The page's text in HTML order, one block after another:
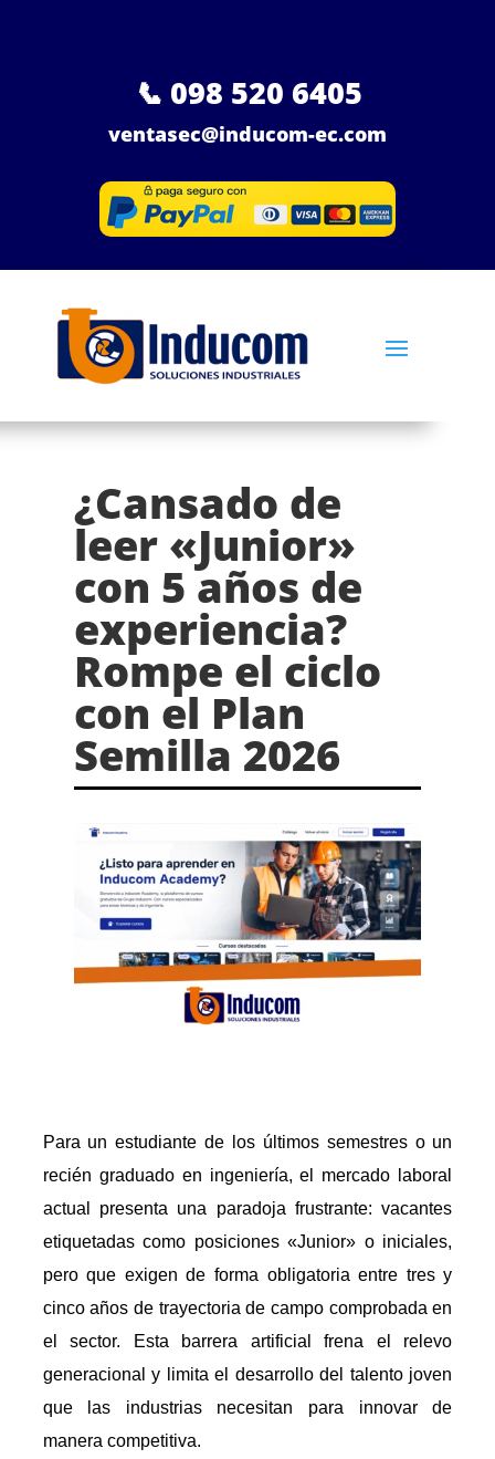
📞 098 520 6405
ventasec@inducom-ec.com
¿Cansado de
leer «Junior»
con 5 años de
experiencia?
Rompe el ciclo
con el Plan
Semilla 2026
Para un estudiante de los últimos semestres o un
recién graduado en ingeniería, el mercado laboral
actual presenta una paradoja frustrante: vacantes
etiquetadas como posiciones «Junior» o iniciales,
pero que exigen de forma obligatoria entre tres y
cinco años de trayectoria de campo comprobada en
el sector. Esta barrera artificial frena el relevo
generacional y limita el desarrollo del talento joven
que las industrias necesitan para innovar de
manera competitiva.